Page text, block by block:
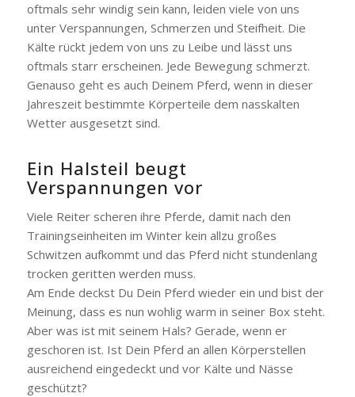
oftmals sehr windig sein kann, leiden viele von uns
unter Verspannungen, Schmerzen und Steifheit. Die
Kälte rückt jedem von uns zu Leibe und lässt uns
oftmals starr erscheinen. Jede Bewegung schmerzt.
Genauso geht es auch Deinem Pferd, wenn in dieser
Jahreszeit bestimmte Körperteile dem nasskalten
Wetter ausgesetzt sind.
Ein Halsteil beugt
Verspannungen vor
Viele Reiter scheren ihre Pferde, damit nach den
Trainingseinheiten im Winter kein allzu großes
Schwitzen aufkommt und das Pferd nicht stundenlang
trocken geritten werden muss.
Am Ende deckst Du Dein Pferd wieder ein und bist der
Meinung, dass es nun wohlig warm in seiner Box steht.
Aber was ist mit seinem Hals? Gerade, wenn er
geschoren ist. Ist Dein Pferd an allen Körperstellen
ausreichend eingedeckt und vor Kälte und Nässe
geschützt?